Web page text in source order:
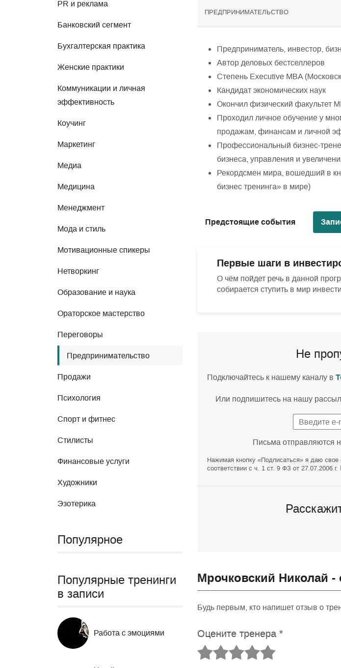
PR и реклама
Банковский сегмент
Бухгалтерская практика
Женские практики
Коммуникации и личная
эффективность
Коучинг
Маркетинг
Медиа
Медицина
Менеджмент
Мода и стиль
Мотивационные спикеры
Нетворкинг
Образование и наука
Ораторское мастерство
Переговоры
Предпринимательство
Продажи
Психология
Спорт и фитнес
Стилисты
Финансовые услуги
Художники
Эзотерика
Популярное
Популярные тренинги
в записи
Работа с эмоциями
ПРЕДПРИНИМАТЕЛЬСТВО
Предприниматель, инвестор,
Автор деловых бестселлеров
Степень Executive MBA
Кандидат экономических наук
Окончил физический факультет
Проходил личное обучение у
продажам, финансам и личной
Профессиональный бизнес-
бизнеса, управления и
Рекордсмен мира, вошедший в
бизнес тренинга» в мире)
Предстоящие события
Первые шаги в
О чём пойдет речь в данной
собирается ступить в мир
Не
Подключайтесь к нашему каналу в
Или подпишитесь на нашу
Письма отправляются
Нажимая кнопку «Подписаться» я даю
соответствии с ч. 1 ст. 9 ФЗ от 27.07.2006
Мрочковский Николай
Будь первым, кто напишет отзыв о
Оцените тренера *